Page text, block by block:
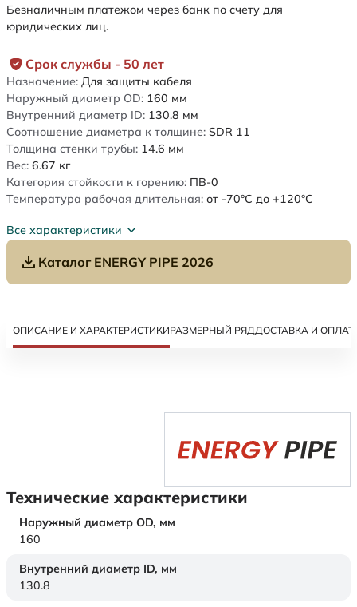
Срок службы - 50 лет
Назначение: Для защиты кабеля
Наружный диаметр OD: 160 мм
Внутренний диаметр ID: 130.8 мм
Соотношение диаметра к толщине: SDR 11
Толщина стенки трубы: 14.6 мм
Вес: 6.67 кг
Категория стойкости к горению: ПВ-0
Температура рабочая длительная: от -70°C до +120°C
Все характеристики
Каталог ENERGY PIPE 2026
Безналичным платежом через банк по счету для
юридических лиц.
ОПИСАНИЕ И ХАРАКТЕРИСТИКИРАЗМЕРНЫЙ РЯДДОСТАВКА И
Технические характеристики
Наружный диаметр OD, мм
160
Внутренний диаметр ID, мм
130.8